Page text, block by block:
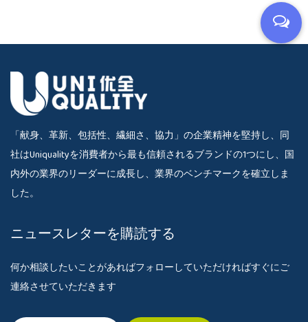
「献身、革新、包括性、繊細さ、協力」の企業精神を堅持し、同
社はUniqualityを消費者から最も信頼されるブランドの1つにし、国
内外の業界のリーダーに成長し、業界のベンチマークを確立しま
した。
ニュースレターを購読する
何か相談したいことがあればフォローしていただければすぐにご
連絡させていただきます